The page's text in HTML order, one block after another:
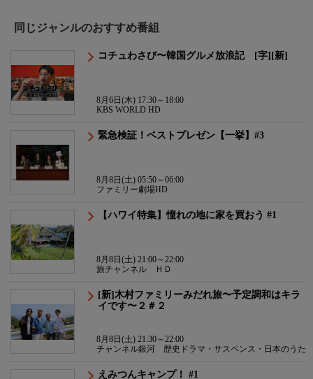
同じジャンルのおすすめ番組
コチュわさび〜韓国グルメ放浪記 [字][新]
8月6日(木) 17:30～18:00
KBS WORLD HD
緊急検証！ベストプレゼン【一挙】#3
8月8日(土) 05:50～06:00
ファミリー劇場HD
【ハワイ特集】憧れの地に家を買おう #1
8月8日(土) 21:00～22:00
旅チャンネル ＨＤ
[新]木村ファミリーみだれ旅〜予定調和はキラ
イです〜２＃２
8月8日(土) 21:30～22:00
チャンネル銀河 歴史ドラマ・サスペンス・日本のうた
えみつんキャンプ！ #1